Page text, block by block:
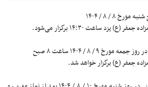
۸ / ۸ / ۱۴۰۴
ساعت ۱۴:۳۰ برگزار می‌شود.
۹ / ۸ / ۱۴۰۴ ساعت ۸ صبح
جعفر (ع) برگزار خواهد شد.